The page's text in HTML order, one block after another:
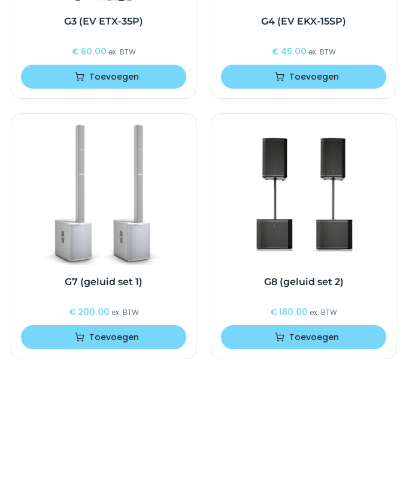
G3 (EV ETX-35P)
€ 60.00 ex. BTW
Toevoegen
G4 (EV EKX-15SP)
€ 45.00 ex. BTW
Toevoegen
G7 (geluid set 1)
€ 200.00 ex. BTW
Toevoegen
G8 (geluid set 2)
€180.00 ex. BTW
Toevoegen